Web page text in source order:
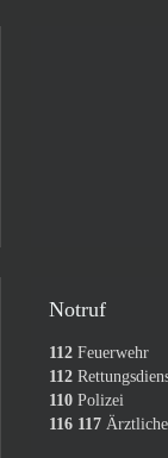
Notruf
112 Feuerwehr
112
110 Polizei
116 117